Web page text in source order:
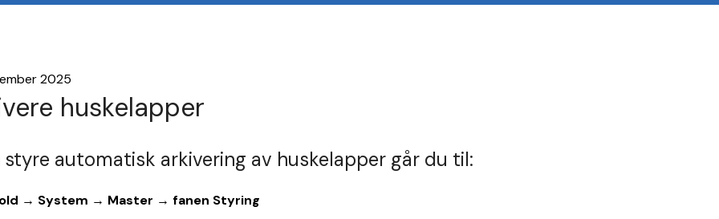
2025
huskelapper
styre automatisk arkivering av huskelapper går du til:
→ System → Master → fanen Styring